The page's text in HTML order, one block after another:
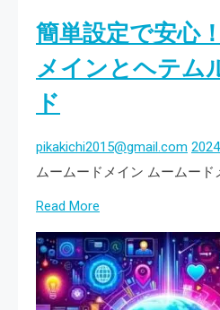
ド
イ
報
変
更
し
よ
簡単設定で安心
メインとヘテム
ド
pikakichi2015@gmail.com
ムームードメイン ムームード
Read More
more
about
簡
単